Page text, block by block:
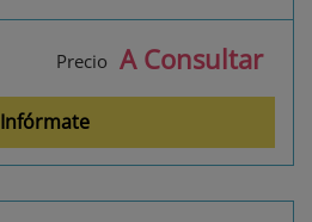
Precio A Consultar
Infórmate